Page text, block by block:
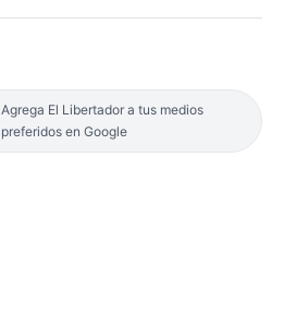
Agrega El Libertador a tus medios
preferidos en Google